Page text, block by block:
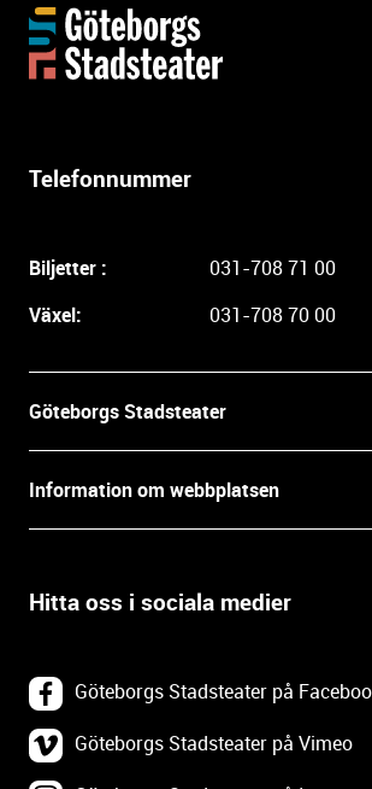
Telefonnummer
Biljetter :
031-708 71 00
Växel:
031-708 70 00
Göteborgs Stadsteater
Press
Öppettider
Backa Teater
Information om webbplatsen
Villkor och integritet
Om webbplatsen
Tillgänglighetsredogörelse
Hitta oss i sociala medier
Göteborgs Stadsteater på
Göteborgs Stadsteater på Vimeo